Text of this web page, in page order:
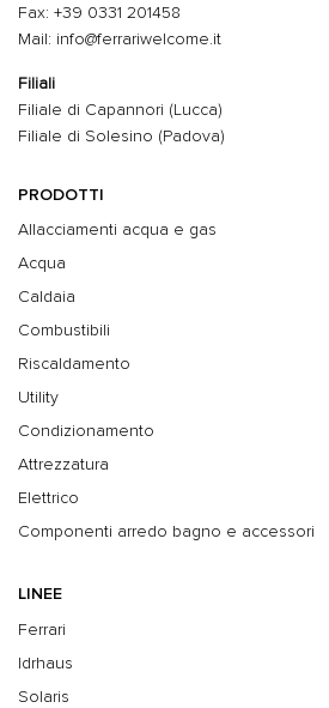
Fax: +39 0331 201458
Mail: info@ferrariwelcome.it
Filiali
Filiale di Capannori (Lucca)
Filiale di Solesino (Padova)
PRODOTTI
Allacciamenti acqua e gas
Acqua
Caldaia
Combustibili
Riscaldamento
Utility
Condizionamento
Attrezzatura
Elettrico
Componenti arredo bagno e accessori
LINEE
Ferrari
Idrhaus
Solaris